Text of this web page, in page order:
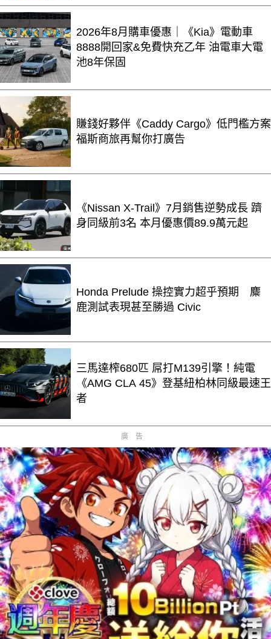
2026年8月購車優惠｜《Kia》電動車
8888開回家&免費快充乙年 油電車大電
池8年保固
賺錢好夥伴《Caddy Cargo》低門檻方案
福斯商旅再幫你打廣告
《Nissan X-Trail》7月銷售逆勢成長 躋
身同級前3名 本月優惠價89.9萬元起
Honda Prelude 操控實力超乎預期 麋
鹿測試表現甚至勝過 Civic
三馬達榨680匹 屌打M139引擎！純電
《AMG CLA 45》登基紐柏林同級最速王
者
廣告